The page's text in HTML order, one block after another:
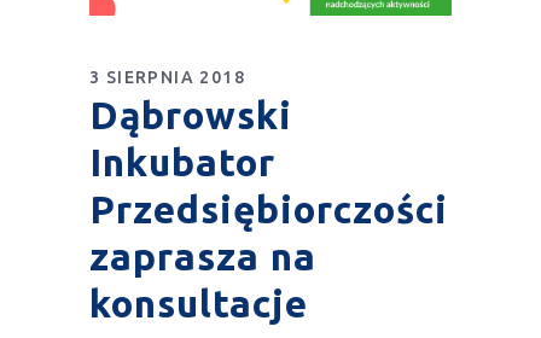
3 SIERPNIA 2018
Dąbrowski
Inkubator
Przedsiębiorczości
zaprasza na
konsultacje